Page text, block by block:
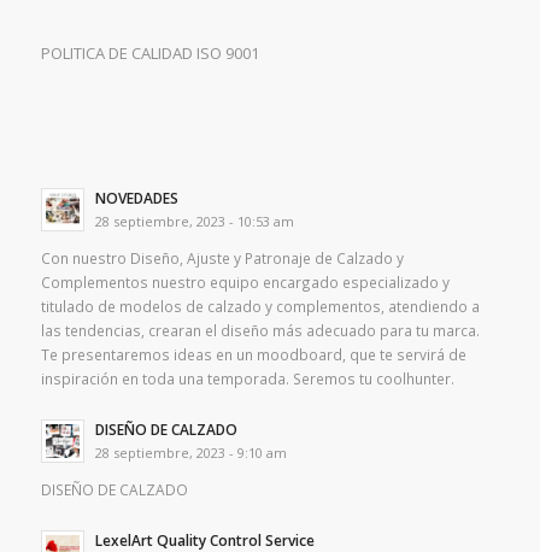
POLITICA DE CALIDAD ISO 9001
NOVEDADES
28 septiembre, 2023 - 10:53 am
Con nuestro Diseño, Ajuste y Patronaje de Calzado y
Complementos nuestro equipo encargado especializado y
titulado de modelos de calzado y complementos, atendiendo a
las tendencias, crearan el diseño más adecuado para tu marca.
Te presentaremos ideas en un moodboard, que te servirá de
inspiración en toda una temporada. Seremos tu coolhunter.
DISEÑO DE CALZADO
28 septiembre, 2023 - 9:10 am
DISEÑO DE CALZADO
LexelArt Quality Control Service